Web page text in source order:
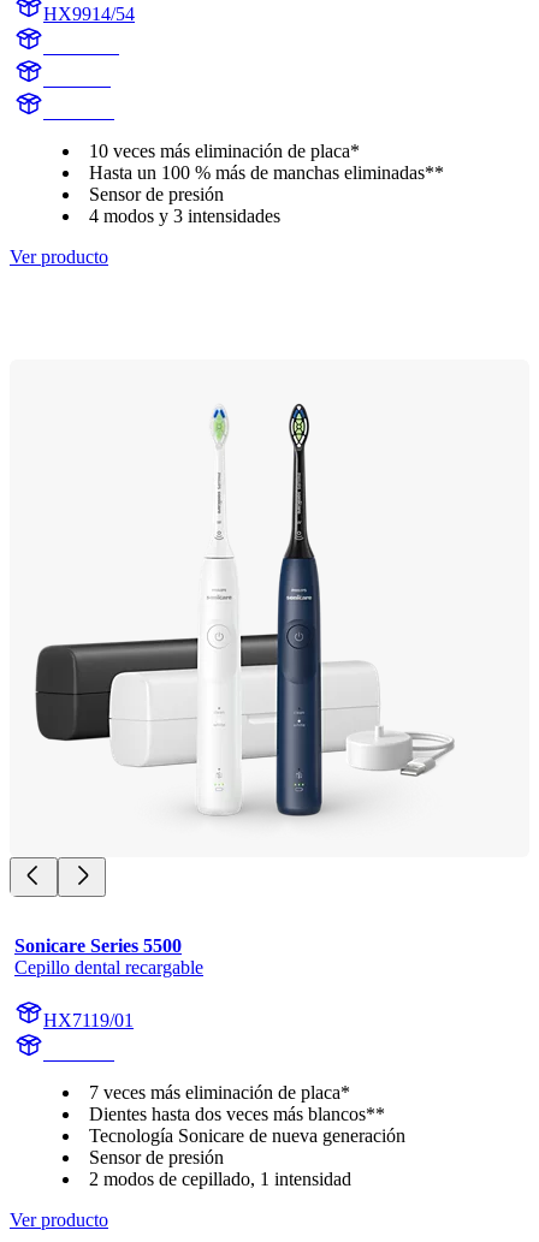
HX9914/54
10 veces más eliminación de placa*
Hasta un 100 % más de manchas eliminadas**
Sensor de presión
4 modos y 3 intensidades
Ver producto
Sonicare Series 5500
Cepillo dental recargable
HX7119/01
7 veces más eliminación de placa*
Dientes hasta dos veces más blancos**
Tecnología Sonicare de nueva generación
Sensor de presión
2 modos de cepillado, 1 intensidad
Ver producto